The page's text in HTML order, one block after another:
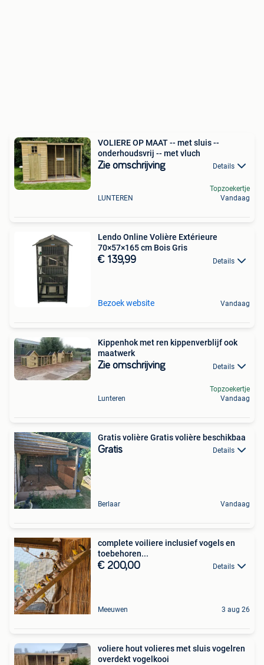
VOLIERE OP MAAT -- met sluis --
onderhoudsvrij -- met vluch
Zie omschrijving Details
LUNTEREN
Topzoekertje
Vandaag
Lendo Online Volière Extérieure
70×57×165 cm Bois Gris
€ 139,99 Details
Bezoek website Vandaag
Kippenhok met ren kippenverblijf ook
maatwerk
Zie omschrijving Details
Lunteren
Topzoekertje
Vandaag
Gratis volière Gratis volière beschikbaa
Gratis Details
Berlaar Vandaag
complete voiliere inclusief vogels en
toebehoren...
€ 200,00 Details
Meeuwen 3 aug 26
voliere hout volieres met sluis vogelren
overdekt vogelkooi